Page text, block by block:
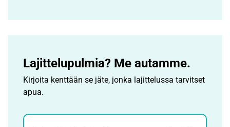
Lajittelupulmia? Me autamme.
Kirjoita kenttään se jäte, jonka lajittelussa tarvitset
apua.
Jätehaku